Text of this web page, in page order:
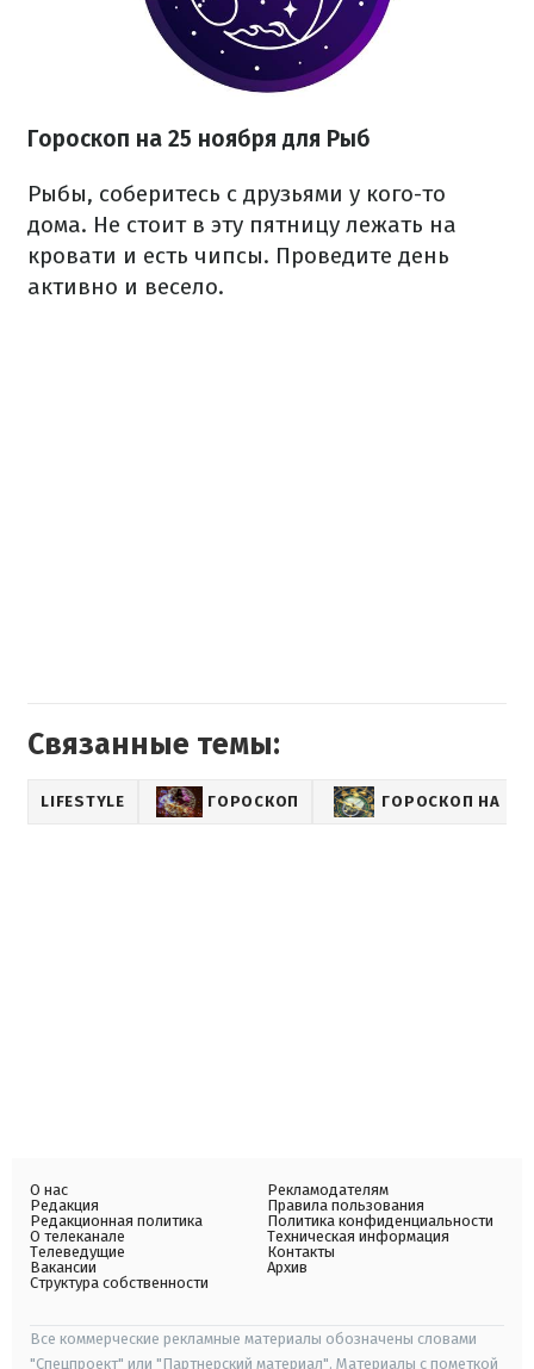
Гороскоп на 25 ноября для Рыб
Рыбы, соберитесь с друзьями у кого-то
дома. Не стоит в эту пятницу лежать на
кровати и есть чипсы. Проведите день
активно и весело.
Связанные темы:
LIFESTYLE ГОРОСКОП ГОРОСКОП НА
О нас
Редакция
Редакционная политика
О телеканале
Телеведущие
Вакансии
Структура собственности
Рекламодателям
Правила пользования
Политика конфиденциальности
Техническая информация
Контакты
Архив
Все коммерческие рекламные материалы обозначены словами
"Спецпроект" или "Партнерский материал". Материалы с пометкой